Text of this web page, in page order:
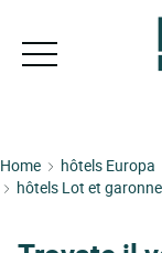
Home hôtels Europa
hôtels Lot et garonne